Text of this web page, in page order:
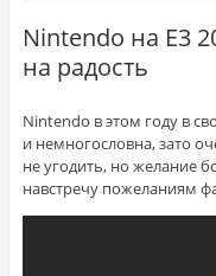
Nintendo на E3
на радость
Nintendo в этом году в
и немногословна, зато
не угодить, но желание
навстречу пожеланиям